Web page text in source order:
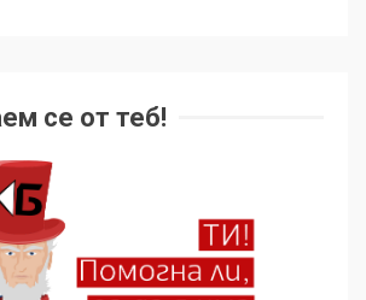
се от теб!